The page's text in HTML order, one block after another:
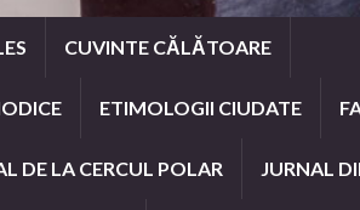
CUVINTE CĂLĂTOARE
ETIMOLOGII CIUDATE
DE LA CERCUL POLAR JURNAL